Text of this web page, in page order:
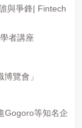
與爭鋒| Fintech
者講座
覽會」
Gogoro等知名企